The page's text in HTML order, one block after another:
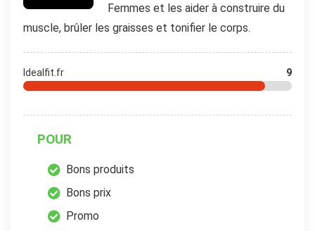
Femmes et les aider à construire du
muscle, brûler les graisses et tonifier le corps.
Idealfit.fr 9
POUR
Bons produits
Bons prix
Promo